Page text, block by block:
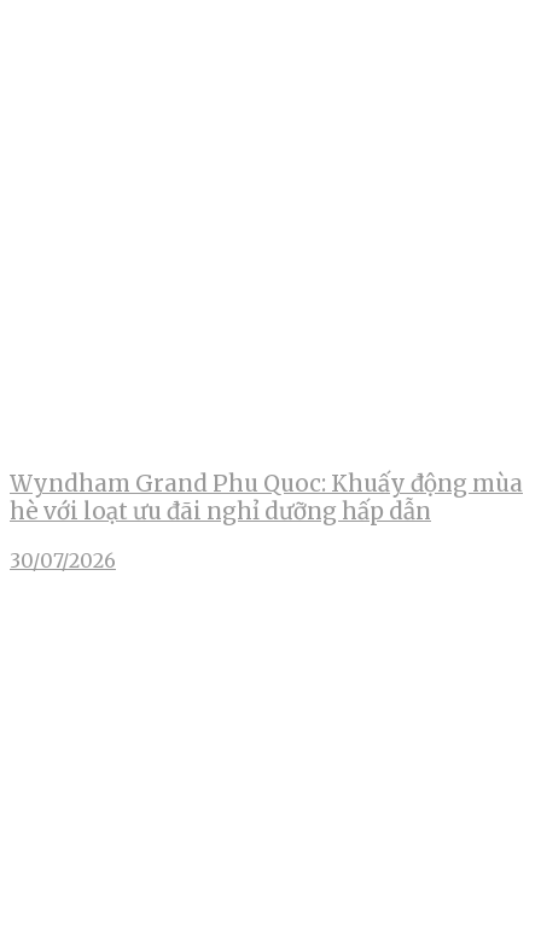
Wyndham Grand Phu Quoc: Khuấy động mùa
hè với loạt ưu đãi nghỉ dưỡng hấp dẫn
30/07/2026